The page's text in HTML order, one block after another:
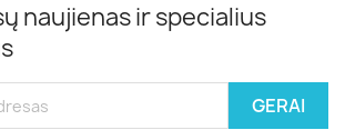
naujienas ir specialius